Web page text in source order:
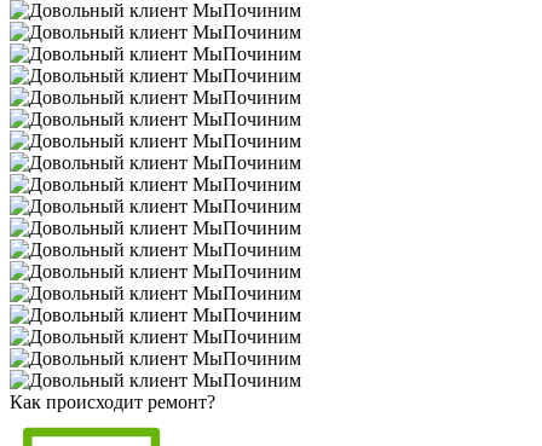
Как происходит ремонт?